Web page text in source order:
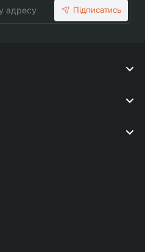
Підписатись